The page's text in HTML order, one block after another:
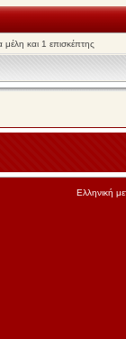
και 1 επισκέπτης
Ελληνική